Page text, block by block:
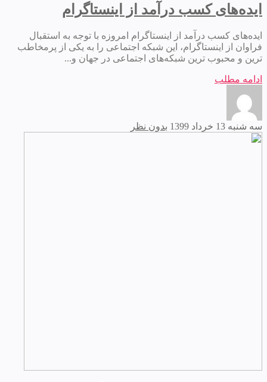
ایده‌های کسب درآمد از اینستاگرام
ایده‌های کسب درآمد از اینستاگرام امروزه با توجه به استقبال
فراوان از اینستاگرام، این شبکه اجتماعی را به یکی از پرمخاطب
ترین و محبوب ترین شبکه‌های اجتماعی در جهان و...
ادامه مطلب
سه شنبه 13 خرداد 1399 بدون نظر